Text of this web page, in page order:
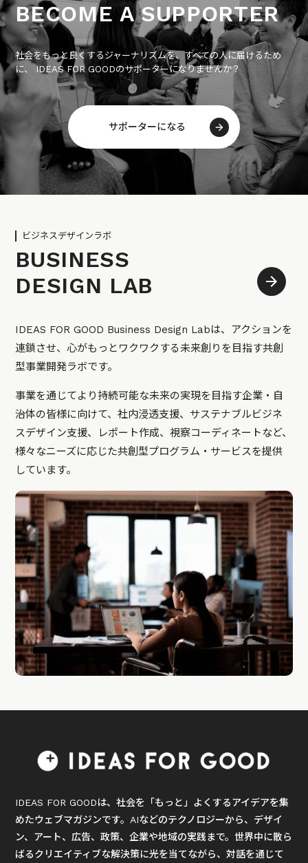
BECOME A SUPPORTER
社会をもっと良くするジャーナリズムを、すべての人に届けるため
に、 IDEAS FOR GOODのサポーターになりませんか？
サポーターになる
ビジネスデザインラボ
BUSINESS
DESIGN LAB
IDEAS FOR GOOD Business Design Labは、アクションを
連鎖させ、心がもっとワクワクする未来創りを目指す共創
型事業開発ラボです。
事業を通じてより持続可能な未来の実現を目指す企業・自
治体の皆様に向けて、社内浸透支援、サステナブルビジネ
スデザイン支援、レポート作成、視察コーディネートなど、
様々なニーズに応じた共創型プログラム・サービスを提供
しています。
IDEAS FOR GOODは、社会を「もっと」よくするアイデアを集
めたウェブマガジンです。AIなどのテクノロジーから、デザイ
ン、アート、広告、政策、企業や地域の実践まで。世界中に散ら
ばるクリエイティブな解決策に光を当てながら、対話を通じて